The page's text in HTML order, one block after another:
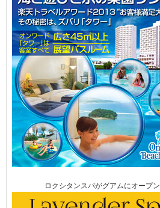
ロクシタンスパがグアムにオープン